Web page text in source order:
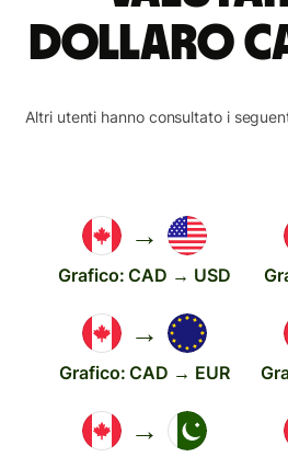
dollaro
Altri utenti hanno consultato i
→
Grafico: CAD → USD
→
Grafico: CAD → EUR
→